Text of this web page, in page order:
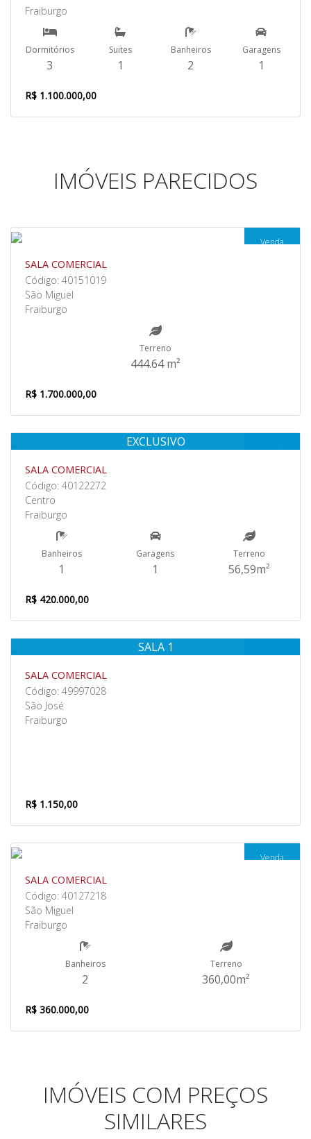
Fraiburgo
Dormitórios
3
Suites
1
Banheiros
2
Garagens
1
R$ 1.100.000,00
IMÓVEIS PARECIDOS
Venda
SALA COMERCIAL
Código: 40151019
São Miguel
Fraiburgo
Terreno
444.64 m²
R$ 1.700.000,00
Venda
EXCLUSIVO
SALA COMERCIAL
Código: 40122272
Centro
Fraiburgo
Banheiros
1
Garagens
1
Terreno
56,59m²
R$ 420.000,00
Aluguel
SALA 1
SALA COMERCIAL
Código: 49997028
São José
Fraiburgo
R$ 1.150,00
Venda
SALA COMERCIAL
Código: 40127218
São Miguel
Fraiburgo
Banheiros
2
Terreno
360,00m²
R$ 360.000,00
IMÓVEIS COM PREÇOS
SIMILARES